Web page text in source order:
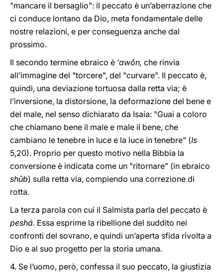
"mancare il bersaglio": il peccato è un’aberrazione che
ci conduce lontano da Dio, meta fondamentale delle
nostre relazioni, e per conseguenza anche dal
prossimo.
Il secondo termine ebraico è ‘awôn, che rinvia
all’immagine del "torcere", del "curvare". Il peccato è,
quindi, una deviazione tortuosa dalla retta via; è
l’inversione, la distorsione, la deformazione del bene e
del male, nel senso dichiarato da Isaia: "Guai a coloro
che chiamano bene il male e male il bene, che
cambiano le tenebre in luce e la luce in tenebre" (Is
5,20). Proprio per questo motivo nella Bibbia la
conversione è indicata come un "ritornare" (in ebraico
shûb) sulla retta via, compiendo una correzione di
rotta.
La terza parola con cui il Salmista parla del peccato è
peshá. Essa esprime la ribellione del suddito nei
confronti del sovrano, e quindi un’aperta sfida rivolta a
Dio e al suo progetto per la storia umana.
4. Se l’uomo, però, confessa il suo peccato, la giustizia